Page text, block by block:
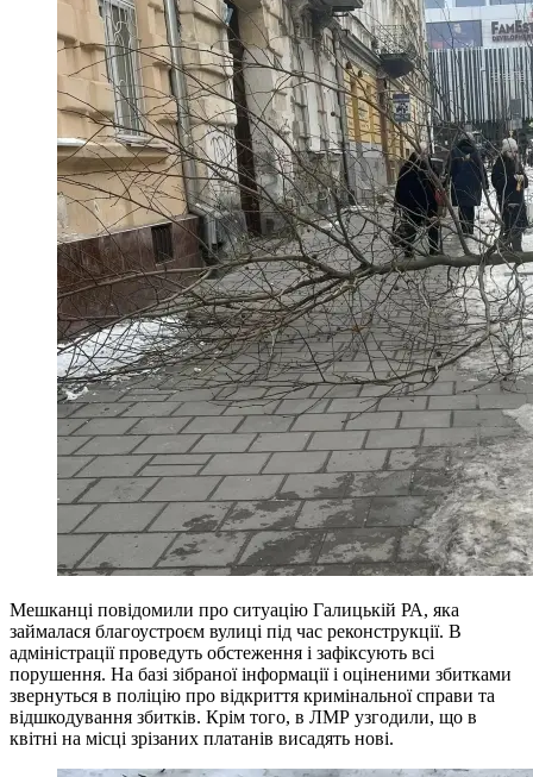
Мешканці повідомили про ситуацію Галицькій РА, яка
займалася благоустроєм вулиці під час реконструкції. В
адміністрації проведуть обстеження і зафіксують всі
порушення. На базі зібраної інформації і оціненими збитками
звернуться в поліцію про відкриття кримінальної справи та
відшкодування збитків. Крім того, в ЛМР узгодили, що в
квітні на місці зрізаних платанів висадять нові.